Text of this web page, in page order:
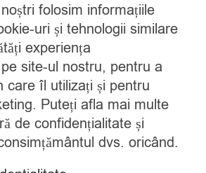
Cine suntem
Blog
Contact
CATEGORII
Condimente
Mixuri
Ceaiuri
folosim informațiile
uri și tehnologii similare
experiența
site-ul nostru, pentru a
care îl utilizați și pentru
Puteți afla mai multe
de confidențialitate și
dvs. oricând.